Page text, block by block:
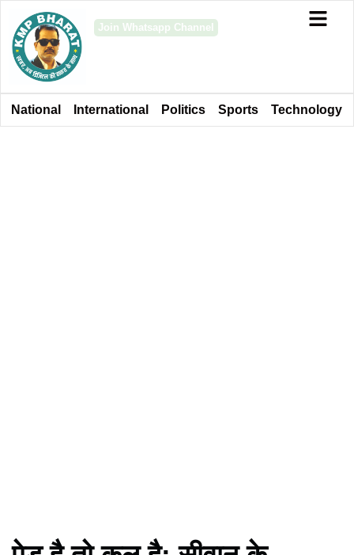
Join Whatsapp Channel
National International Politics Sports Technology